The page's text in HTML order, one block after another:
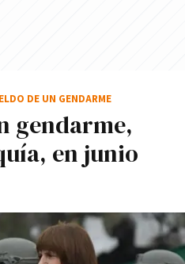
gendarme,
en junio
DE UN GENDARME